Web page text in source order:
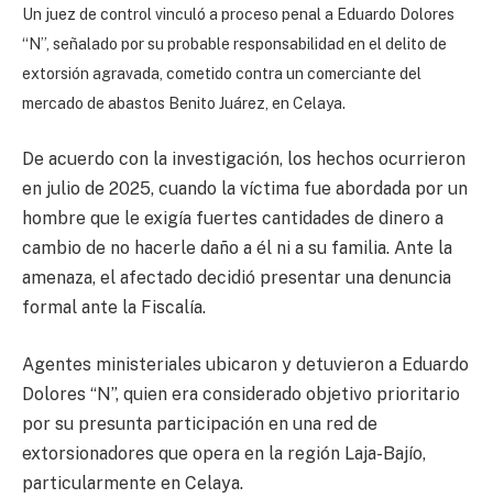
Un juez de control vinculó a proceso penal a Eduardo Dolores
“N”, señalado por su probable responsabilidad en el delito de
extorsión agravada, cometido contra un comerciante del
mercado de abastos Benito Juárez, en Celaya.
De acuerdo con la investigación, los hechos ocurrieron
en julio de 2025, cuando la víctima fue abordada por un
hombre que le exigía fuertes cantidades de dinero a
cambio de no hacerle daño a él ni a su familia. Ante la
amenaza, el afectado decidió presentar una denuncia
formal ante la Fiscalía.
Agentes ministeriales ubicaron y detuvieron a Eduardo
Dolores “N”, quien era considerado objetivo prioritario
por su presunta participación en una red de
extorsionadores que opera en la región Laja-Bajío,
particularmente en Celaya.